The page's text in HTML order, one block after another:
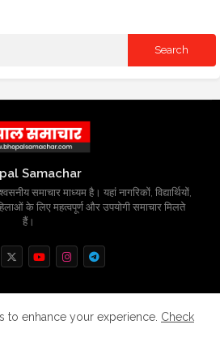
Samachar
समाचार माध्यम है। यहां नागरिकों, विद्यार्थियों,
के लिए महत्वपूर्ण और उपयोगी समाचार मिलते
हैं।
Contact us
Privacy Policy
to enhance your experience. Check